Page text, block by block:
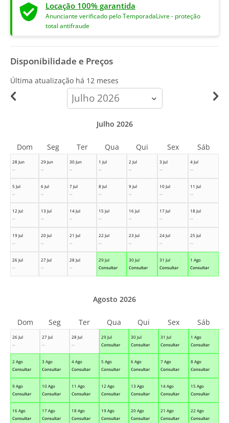
Locação 100% garantida
Anunciante verificado pelo TemporadaLivre - proteção
total antifraude
Disponibilidade e Preços
Última atualização há 12 meses
calendar-
month
28 Jun
--
29 Jun
--
30 Jun
--
1 Jul
--
2 Jul
--
3 Jul
--
4 Jul
--
5 Jul
--
6 Jul
--
7 Jul
--
8 Jul
--
9 Jul
--
10 Jul
--
11 Jul
--
12 Jul
--
13 Jul
--
14 Jul
--
15 Jul
--
16 Jul
--
17 Jul
--
18 Jul
--
19 Jul
--
20 Jul
--
21 Jul
--
22 Jul
--
23 Jul
--
24 Jul
--
25 Jul
--
26 Jul
--
27 Jul
--
28 Jul
--
29 Jul
Consultar
30 Jul
Consultar
31 Jul
Consultar
1 Ago
Consultar
Julho 2026
Dom Seg Ter Qua Qui Sex Sáb
26 Jul
--
27 Jul
--
28 Jul
--
29 Jul
Consultar
30 Jul
Consultar
31 Jul
Consultar
1 Ago
Consultar
2 Ago
Consultar
3 Ago
Consultar
4 Ago
Consultar
5 Ago
Consultar
6 Ago
Consultar
7 Ago
Consultar
8 Ago
Consultar
9 Ago
Consultar
10 Ago
Consultar
11 Ago
Consultar
12 Ago
Consultar
13 Ago
Consultar
14 Ago
Consultar
15 Ago
Consultar
16 Ago
Consultar
17 Ago
Consultar
18 Ago
Consultar
19 Ago
Consultar
20 Ago
Consultar
21 Ago
Consultar
22 Ago
Consultar
Agosto 2026
Dom Seg Ter Qua Qui Sex Sáb